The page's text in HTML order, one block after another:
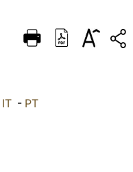
DEUTSCH
IT- PT